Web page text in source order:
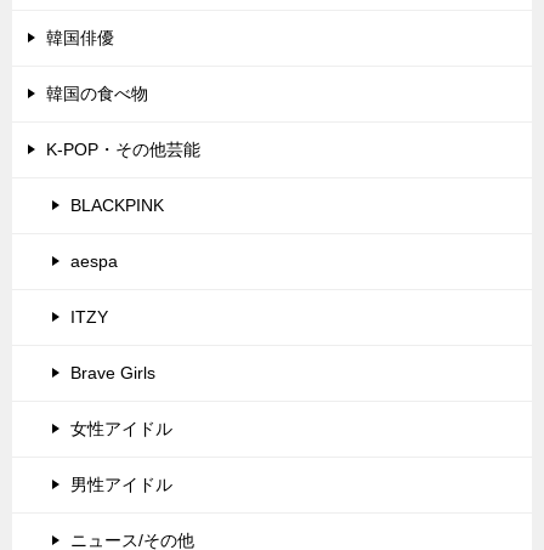
韓国俳優
韓国の食べ物
K-POP・その他芸能
BLACKPINK
aespa
ITZY
Brave Girls
女性アイドル
男性アイドル
ニュース/その他